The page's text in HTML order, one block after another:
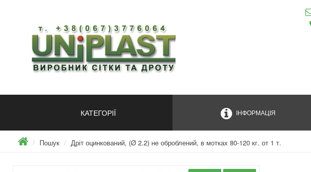
КАТЕГОРІЇ ІНФОРМАЦІЯ
Пошук Дріт оцинкований, (Ø 2.2) не оброблений, в мотках 80-120 кг. от 1 т.